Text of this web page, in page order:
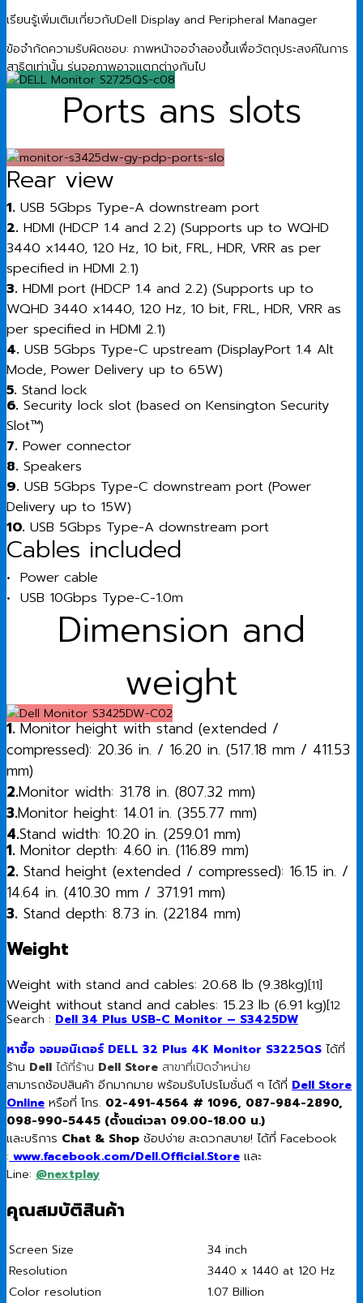
เรียนรู้เพิ่มเติมเกี่ยวกับDell Display and Peripheral Manager
ข้อจำกัดความรับผิดชอบ: ภาพหน้าจอจำลองขึ้นเพื่อวัตถุประสงค์ในการ
สาธิตเท่านั้น รุ่นจอภาพอาจแตกต่างกันไป
Ports ans slots
Rear view
1. USB 5Gbps Type-A downstream port
2. HDMI (HDCP 1.4 and 2.2) (Supports up to WQHD
3440 x1440, 120 Hz, 10 bit, FRL, HDR, VRR as per
specified in HDMI 2.1)
3. HDMI port (HDCP 1.4 and 2.2) (Supports up to
WQHD 3440 x1440, 120 Hz, 10 bit, FRL, HDR, VRR as
per specified in HDMI 2.1)
4. USB 5Gbps Type-C upstream (DisplayPort 1.4 Alt
Mode, Power Delivery up to 65W)
5. Stand lock
6. Security lock slot (based on Kensington Security
Slot™)
7. Power connector
8. Speakers
9. USB 5Gbps Type-C downstream port (Power
Delivery up to 15W)
10. USB 5Gbps Type-A downstream port
Cables included
• Power cable
• USB 10Gbps Type-C-1.0m
Dimension and
weight
1.Monitor height with stand (extended /
compressed): 20.36 in. / 16.20 in. (517.18 mm / 411.53
mm)
2.Monitor width: 31.78 in. (807.32 mm)
3.Monitor height: 14.01 in. (355.77 mm)
4.Stand width: 10.20 in. (259.01 mm)
1. Monitor depth: 4.60 in. (116.89 mm)
2. Stand height (extended / compressed): 16.15 in. /
14.64 in. (410.30 mm / 371.91 mm)
3. Stand depth: 8.73 in. (221.84 mm)
Weight
Weight with stand and cables: 20.68 lb (9.38kg)[11]
Weight without stand and cables: 15.23 lb (6.91 kg)[12
Search : Dell 34 Plus USB-C Monitor – S3425DW
หาซื้อ จอมอนิเตอร์ DELL 32 Plus 4K Monitor S3225QS ได้ที่
ร้าน Dell ได้ที่ร้าน Dell Store สาขาที่เปิดจำหน่าย
สามารถช้อปสินค้า อีกมากมาย พร้อมรับโปรโมชั่นดี ๆ ได้ที่ Dell Store
Online หรือที่ โทร. 02-491-4564 # 1096, 087-984-2890,
098-990-5445 (ตั้งแต่เวลา 09.00-18.00 น.)
และบริการ Chat & Shop ช้อปง่าย สะดวกสบาย! ได้ที่ Facebook
: www.facebook.com/Dell.Official.Store และ
Line: @nextplay
คุณสมบัติสินค้า
Screen Size
34 inch
Resolution
3440 x 1440 at 120 Hz
Color resolution
1.07 Billion